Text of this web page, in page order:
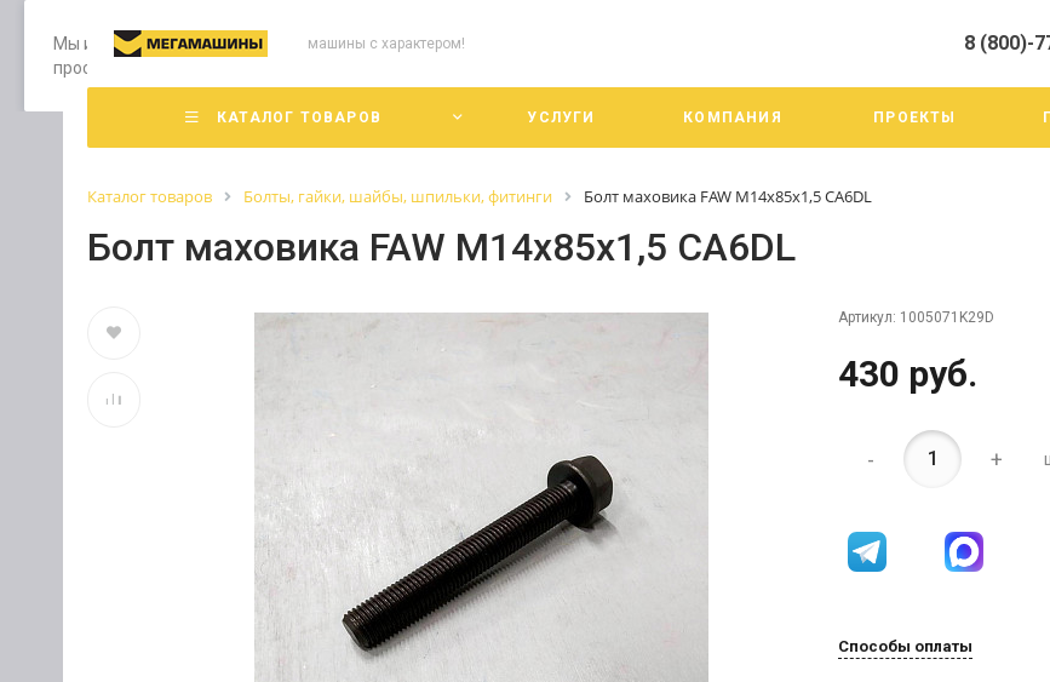
Мы используем файлы cookie, разработанные нашими специалистами и третьими лицами, для анализа событий на нашем
просмотр страниц нашего сайта, вы принимаете условия его использования. Более подробные сведения смотрите в
машины с характером! 8 (800)-
г. Челябинск ул.
тракт 20А/3
КАТАЛОГ ТОВАРОВ УСЛУГИ КОМПАНИЯ ПРОЕКТЫ
Каталог товаров Болты, гайки, шайбы, шпильки, фитинги Болт маховика FAW М14х85х1,5 CA6DL
Болт маховика FAW М14х85х1,5 CA6DL
Артикул: 1005071K29D
430 руб.
- +
Способы оплаты